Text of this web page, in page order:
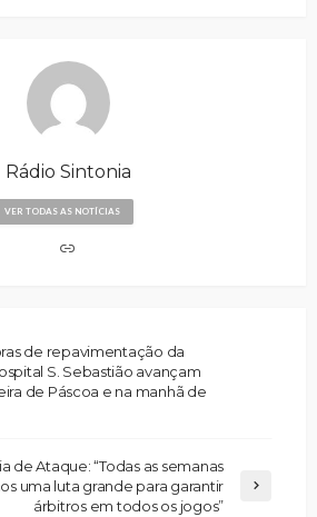
Rádio Sintonia
VER TODAS AS NOTÍCIAS
de repavimentação da
S. Sebastião avançam
de Páscoa e na manhã de
de Ataque: “Todas as semanas
uma luta grande para garantir
árbitros em todos os jogos”